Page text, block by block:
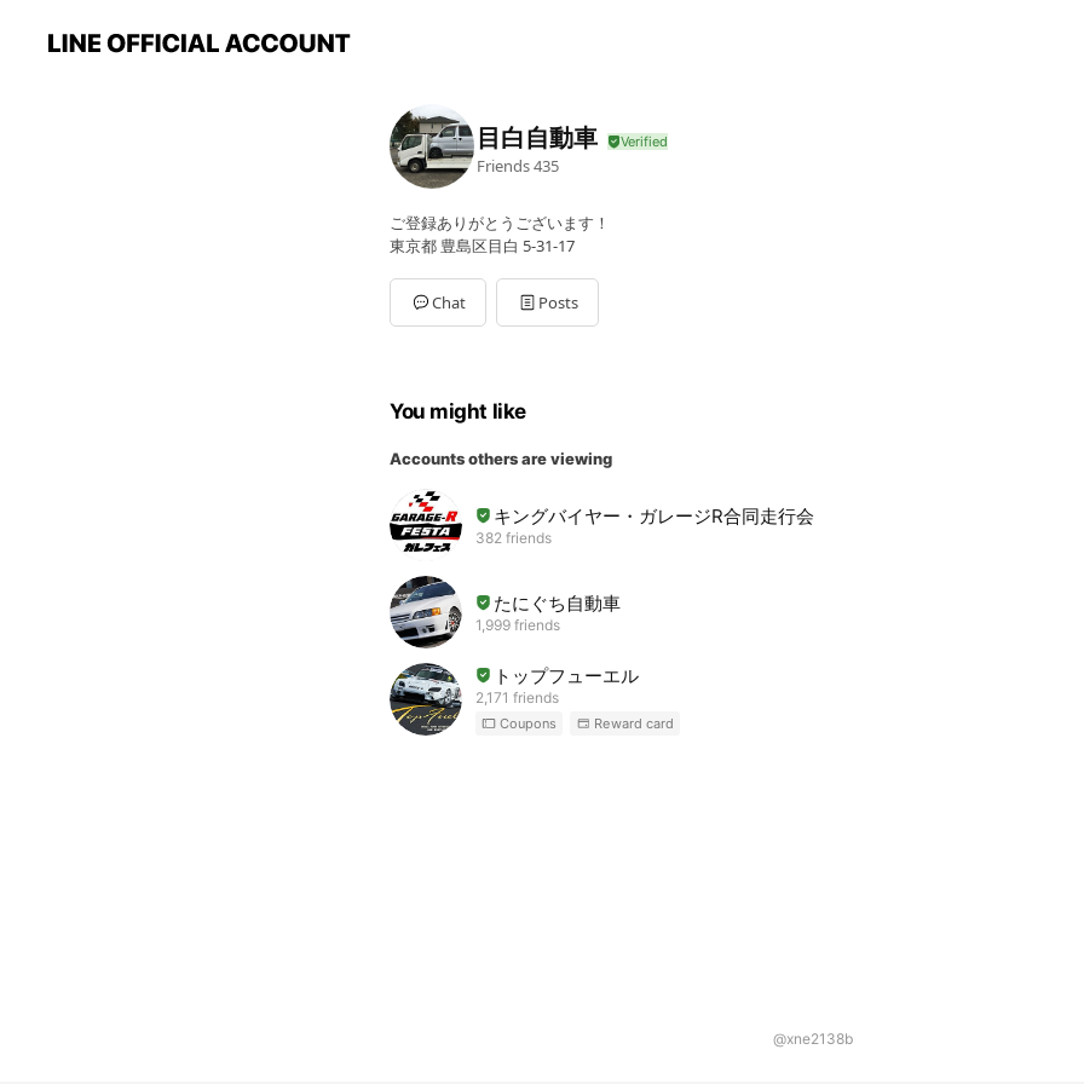
目白自動車
Friends435
ご登録ありがとうございます！
東京都 豊島区目白 5-31-17
Chat Posts
You might like
Accounts others are viewing
キングバイヤー・ガレージR合同走行会
382 friends
たにぐち自動車
1,999 friends
トップフューエル
2,171 friends
Coupons Reward card
@xne2138b